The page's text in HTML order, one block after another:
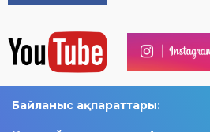
Байланыс ақпараттары: